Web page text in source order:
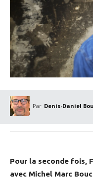
Par Denis-Daniel
Pour la seconde fois,
avec Michel Marc